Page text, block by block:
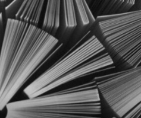
En savoir +